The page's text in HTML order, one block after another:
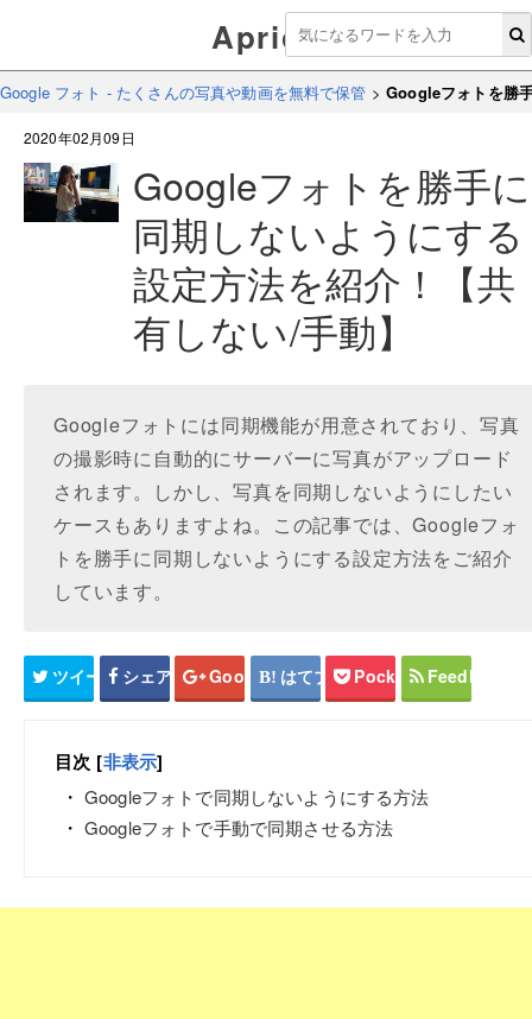
Aprico
Google フォト - たくさんの写真や動画を無料で保管 >Googleフォトを勝
2020年02月09日
Googleフォトを勝手に
同期しないようにする
設定方法を紹介！【共
有しない/手動】
Googleフォトには同期機能が用意されており、写真
の撮影時に自動的にサーバーに写真がアップロード
されます。しかし、写真を同期しないようにしたい
ケースもありますよね。この記事では、Googleフォ
トを勝手に同期しないようにする設定方法をご紹介
しています。
ツイート シェア Google+ はてブ Pocket Feedly
目次 [非表示]
Googleフォトで同期しないようにする方法
Googleフォトで手動で同期させる方法